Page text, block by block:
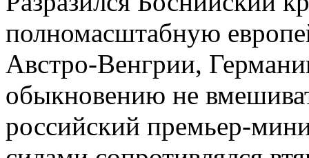
полномасштабную
Австро-Венгрии,
обыкновению не
российский премьер-